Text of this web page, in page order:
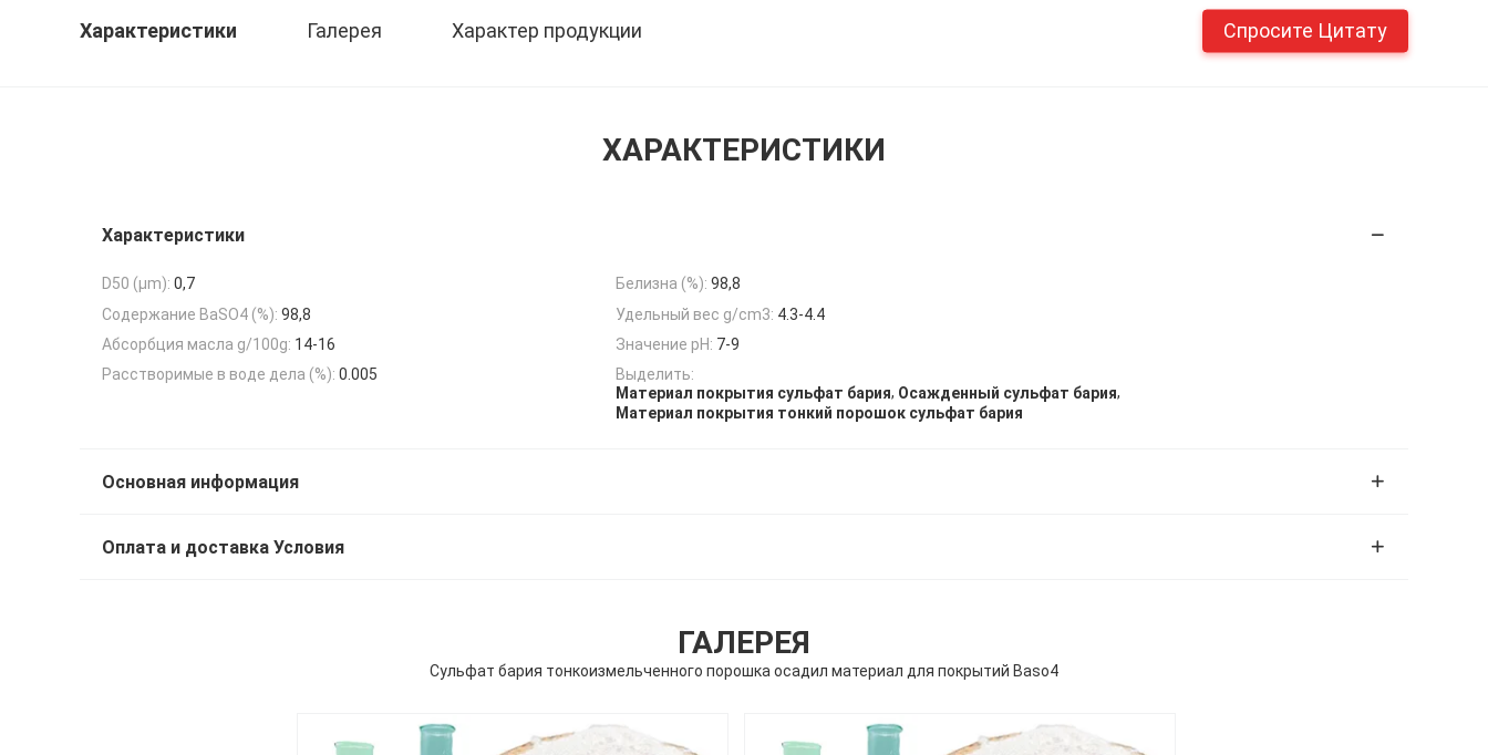
Характеристики Галерея Характер продукции Спросите Цитату
ХАРАКТЕРИСТИКИ
Характеристики
D50 (μm): 0,7 Белизна (%): 98,8
Содержание BaSO4 (%): 98,8 Удельный вес g/cm3: 4.3-4.4
Абсорбция масла g/100g: 14-16 Значение pH: 7-9
Расстворимые в воде дела (%): 0.005
Выделить:
Материал покрытия сульфат бария, Осажденный сульфат бария,
Материал покрытия тонкий порошок сульфат бария
Основная информация
Оплата и доставка Условия
ГАЛЕРЕЯ
Сульфат бария тонкоизмельченного порошка осадил материал для покрытий Baso4